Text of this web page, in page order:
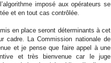
imposé aux opérateurs se
et en tout cas contrôlée.
en place seront déterminants à cet
cadre. La Commission nationale de
et je pense que faire appel à une
et très bienvenue car le juge